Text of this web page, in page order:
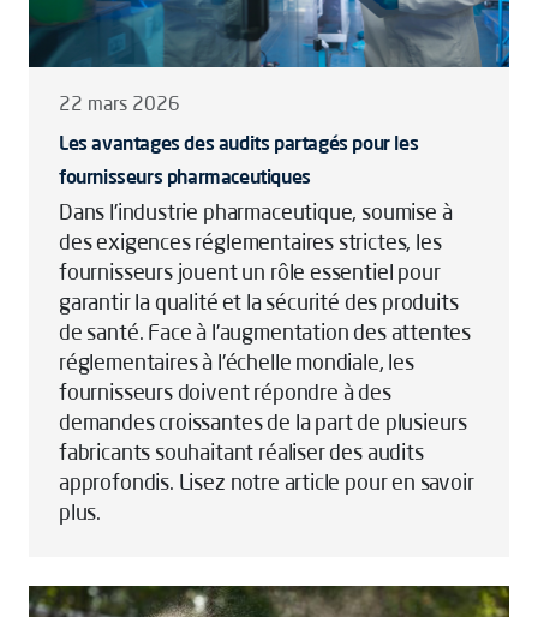
22 mars 2026
Les avantages des audits partagés pour les
fournisseurs pharmaceutiques
Dans l’industrie pharmaceutique, soumise à
des exigences réglementaires strictes, les
fournisseurs jouent un rôle essentiel pour
garantir la qualité et la sécurité des produits
de santé. Face à l’augmentation des attentes
réglementaires à l’échelle mondiale, les
fournisseurs doivent répondre à des
demandes croissantes de la part de plusieurs
fabricants souhaitant réaliser des audits
approfondis. Lisez notre article pour en savoir
plus.